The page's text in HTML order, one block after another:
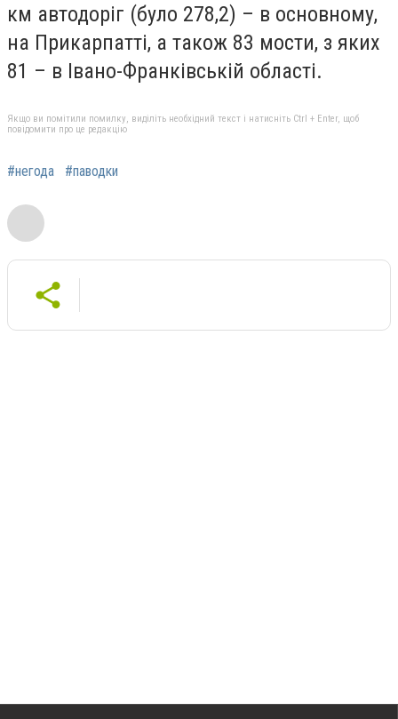
км автодоріг (було 278,2) – в основному,
на Прикарпатті, а також 83 мости, з яких
81 – в Івано-Франківській області.
Якщо ви помітили помилку, виділіть необхідний текст і натисніть Ctrl + Enter, щоб
повідомити про це редакцію
#негода #паводки